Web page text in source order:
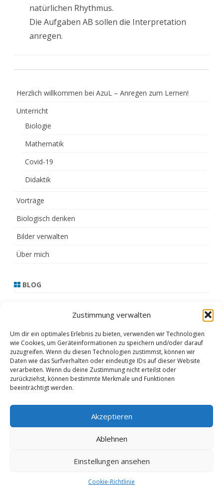
Zustimmung verwalten
Um dir ein optimales Erlebnis zu bieten, verwenden wir Technologien
wie Cookies, um Geräteinformationen zu speichern und/oder darauf
zuzugreifen. Wenn du diesen Technologien zustimmst, können wir
Daten wie das Surfverhalten oder eindeutige IDs auf dieser Website
verarbeiten. Wenn du deine Zustimmung nicht erteilst oder
zurückziehst, können bestimmte Merkmale und Funktionen
beeinträchtigt werden.
Akzeptieren
Ablehnen
Einstellungen ansehen
Cookie-Richtlinie
natürlichen Rhythmus.
Die Aufgaben AB sollen die Interpretation
anregen.
Herzlich willkommen bei AzuL – Anregen zum Lernen!
Unterricht
Biologie
Mathematik
Covid-19
Didaktik
Vorträge
Biologisch denken
Bilder verwalten
Über mich
BLOG
16.2.21
15.2.21
Februar 2021
Copyright 2020 ZeroGravityby